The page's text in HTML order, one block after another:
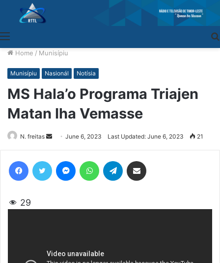
Home / Munisípiu
Munisípiu Nasionál Notísia
MS Hala’o Programa Triajen
Matan Iha Vemasse
N. freitas
Send
an
email
June 6, 2023 Last Updated: June 6, 2023 21
29